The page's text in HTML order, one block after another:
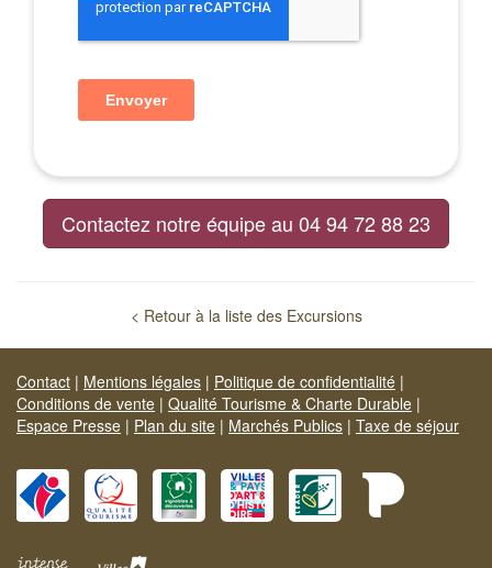
Contactez notre équipe au 04 94 72 88 23
< Retour à la liste des Excursions
Contact | Mentions légales | Politique de confidentialité |
Conditions de vente | Qualité Tourisme & Charte Durable |
Espace Presse | Plan du site | Marchés Publics | Taxe de séjour